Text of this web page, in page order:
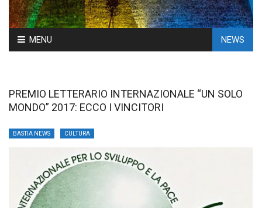
Skip
to
MENU NEWS
PREMIO LETTERARIO INTERNAZIONALE “UN SOLO
MONDO” 2017: ECCO I VINCITORI
BASTIA NEWS CULTURA